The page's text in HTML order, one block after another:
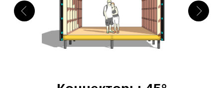
РАССЧИТАТЬ СТОИМОСТЬ